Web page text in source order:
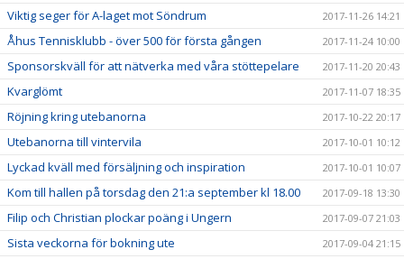
Viktig seger för A-laget mot Söndrum
2017-11-26 14:21
Åhus Tennisklubb - över 500 för första gången 2017-11-24 10:00
Sponsorskväll för att nätverka med våra stöttepelare 2017-11-20 20:43
Kvarglömt 2017-11-07 18:35
Röjning kring utebanorna 2017-10-22 20:17
Utebanorna till vintervila 2017-10-01 10:12
Lyckad kväll med försäljning och inspiration 2017-10-01 10:07
Kom till hallen på torsdag den 21:a september kl 18.00 2017-09-18 13:30
Filip och Christian plockar poäng i Ungern 2017-09-07 21:03
Sista veckorna för bokning ute 2017-09-04 21:15